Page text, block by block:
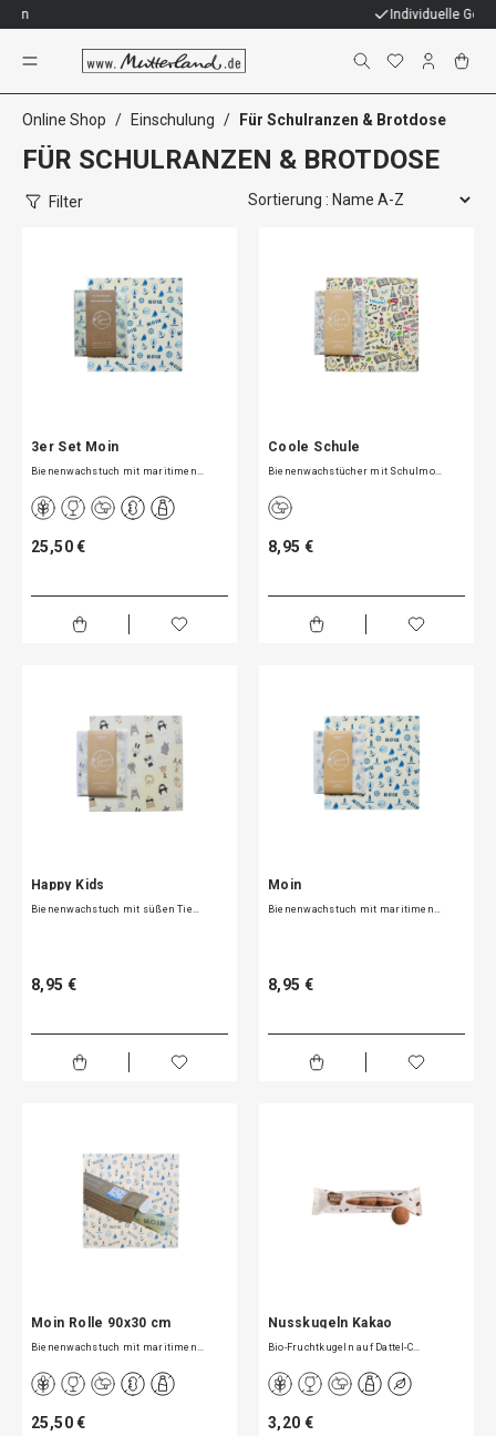
Für Schulranzen & Brotdose
Online Shop / Einschulung / Für Schulranzen & Brotdose
FÜR SCHULRANZEN & BROTDOSE
Filter
3er Set Moin
Bienenwachstuch mit maritimen…
25,50 €
Coole Schule
Bienenwachstücher mit Schulmo…
8,95 €
Happy Kids
Bienenwachstuch mit süßen Tie…
8,95 €
Moin
Bienenwachstuch mit maritimen…
8,95 €
Moin Rolle 90x30 cm
Bienenwachstuch mit maritimen…
25,50 €
Nusskugeln Kakao
Bio-Fruchtkugeln auf Dattel-C…
3,20 €